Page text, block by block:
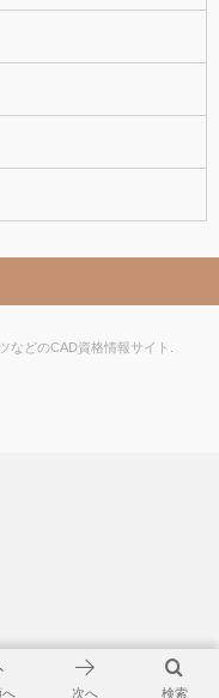
などのCAD資格情報サイト
検索
へ 次へ